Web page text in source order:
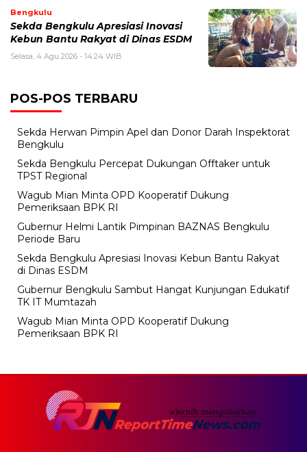
Bengkulu
Sekda Bengkulu Apresiasi Inovasi
Kebun Bantu Rakyat di Dinas ESDM
Selasa, 4 Agu 2026 - 14:24 WIB
POS-POS TERBARU
Sekda Herwan Pimpin Apel dan Donor Darah Inspektorat
Bengkulu
Sekda Bengkulu Percepat Dukungan Offtaker untuk
TPST Regional
Wagub Mian Minta OPD Kooperatif Dukung
Pemeriksaan BPK RI
Gubernur Helmi Lantik Pimpinan BAZNAS Bengkulu
Periode Baru
Sekda Bengkulu Apresiasi Inovasi Kebun Bantu Rakyat
di Dinas ESDM
Gubernur Bengkulu Sambut Hangat Kunjungan Edukatif
TK IT Mumtazah
Wagub Mian Minta OPD Kooperatif Dukung
Pemeriksaan BPK RI